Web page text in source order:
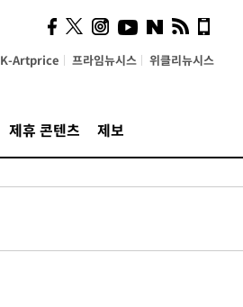
K-Artprice 프라임뉴시스 위클리뉴시스
제휴 콘텐츠 제보
시, 스마트폰 액세서리에
NFC 더했다